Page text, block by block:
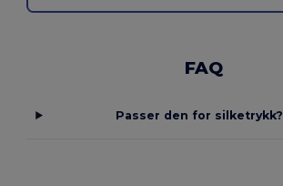
FAQ
Passer den for silketrykk?